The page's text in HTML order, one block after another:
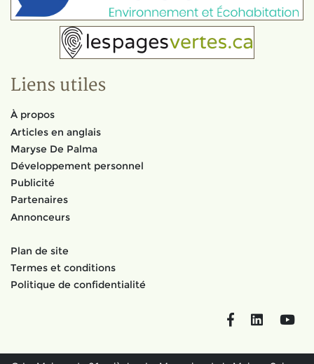
Liens utiles
À propos
Articles en anglais
Maryse De Palma
Développement personnel
Publicité
Partenaires
Annonceurs
Plan de site
Termes et conditions
Politique de confidentialité
FacebookLinkedIn